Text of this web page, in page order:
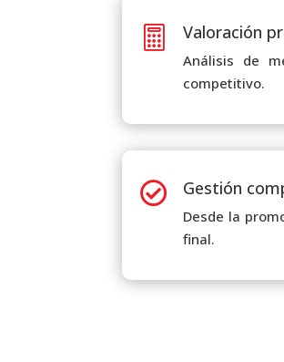
 Valoración
Análisis de
competitivo.
 Gestión
Desde la
final.